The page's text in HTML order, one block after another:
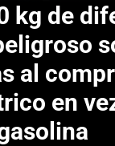
kg de
al
en